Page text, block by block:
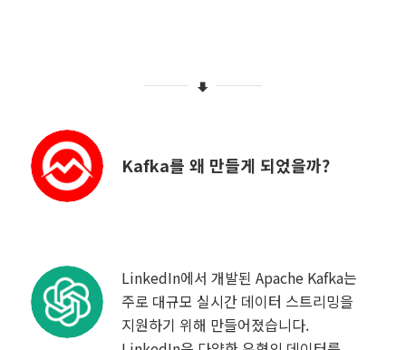
Kafka를 왜 만들게 되었을까?
LinkedIn에서 개발된 Apache Kafka는
주로 대규모 실시간 데이터 스트리밍을
지원하기 위해 만들어졌습니다.